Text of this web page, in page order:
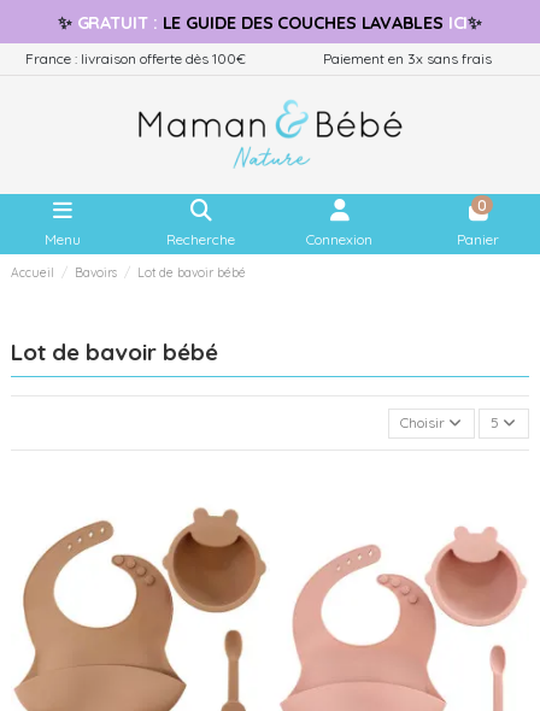
✨ GRATUIT: LE GUIDE DES COUCHES LAVABLES ICI✨
France : livraison offerte dès 100€ Paiement en 3x sans frais
Menu Recherche Connexion
0
Panier
Accueil Bavoirs Lot de bavoir bébé
Lot de bavoir bébé
Choisir 5